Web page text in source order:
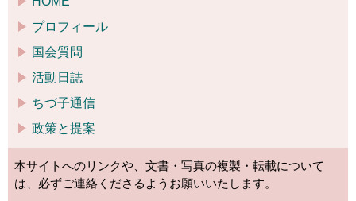
プロフィール
国会質問
活動日誌
ちづ子通信
政策と提案
本サイトへのリンクや、文書・写真の複製・転載について
は、必ずご連絡くださるようお願いいたします。